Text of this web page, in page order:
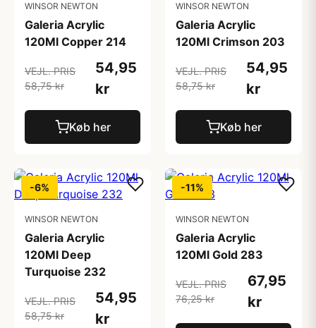
WINSOR NEWTON
Galeria Acrylic
120Ml Copper 214
VEJL. PRIS
58,75 kr
54,95
kr
Køb her
WINSOR NEWTON
Galeria Acrylic
120Ml Crimson 203
VEJL. PRIS
58,75 kr
54,95
kr
Køb her
-6%
WINSOR NEWTON
Galeria Acrylic
120Ml Deep
Turquoise 232
VEJL. PRIS
58,75 kr
54,95
kr
-11%
WINSOR NEWTON
Galeria Acrylic
120Ml Gold 283
VEJL. PRIS
76,25 kr
67,95
kr